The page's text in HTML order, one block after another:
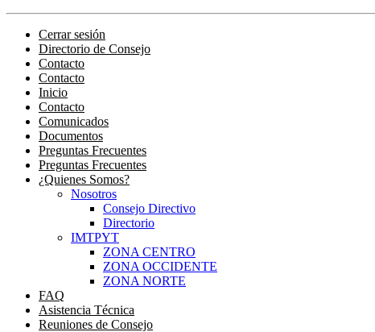
Cerrar sesión
Directorio de Consejo
Contacto
Contacto
Inicio
Contacto
Comunicados
Documentos
Preguntas Frecuentes
Preguntas Frecuentes
¿Quienes Somos?
Nosotros
Consejo Directivo
Directorio
IMTPYT
ZONA CENTRO
ZONA OCCIDENTE
ZONA NORTE
FAQ
Asistencia Técnica
Reuniones de Consejo